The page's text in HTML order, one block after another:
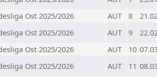
Ost 2025/2026 AUT 8
Ost 2025/2026 AUT 9
Ost 2025/2026 AUT 10
Ost 2025/2026 AUT 11